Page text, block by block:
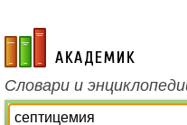
academic.ru
Словари и